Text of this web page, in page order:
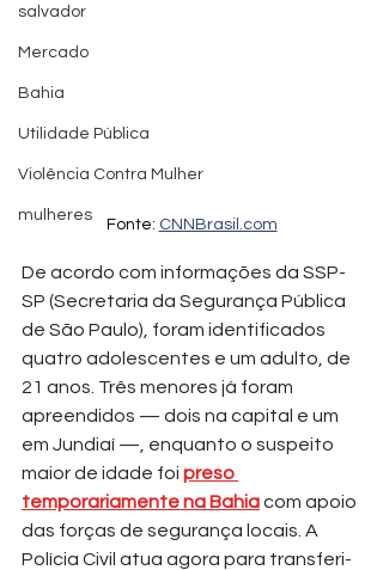
salvador
Mercado
Bahia
Utilidade Pública
Violência Contra Mulher
mulheres
Fonte: CNNBrasil.com
De acordo com informações da SSP-
SP (Secretaria da Segurança Pública
de São Paulo), foram identificados
quatro adolescentes e um adulto, de
21 anos. Três menores já foram
apreendidos — dois na capital e um
em Jundiaí —, enquanto o suspeito
maior de idade foi preso
temporariamente na Bahia com apoio
das forças de segurança locais. A
Polícia Civil atua agora para transferi-